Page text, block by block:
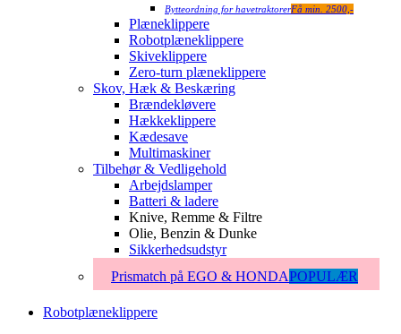
Bytteordning for havetraktorerFå min. 2500,-
Plæneklippere
Robotplæneklippere
Skiveklippere
Zero-turn plæneklippere
Skov, Hæk & Beskæring
Brændekløvere
Hækkeklippere
Kædesave
Multimaskiner
Tilbehør & Vedligehold
Arbejdslamper
Batteri & ladere
Knive, Remme & Filtre
Olie, Benzin & Dunke
Sikkerhedsudstyr
Prismatch på EGO & HONDAPOPULÆR
Robotplæneklippere